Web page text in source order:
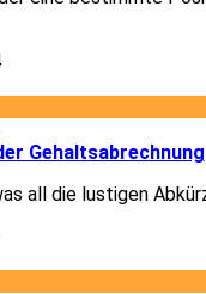
Gehaltsabrechnung
all die lustigen